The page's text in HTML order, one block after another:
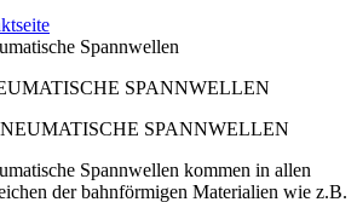
Spannwellen
SPANNWELLEN
Spannwellen kommen in allen
der bahnförmigen Materialien wie z.B.